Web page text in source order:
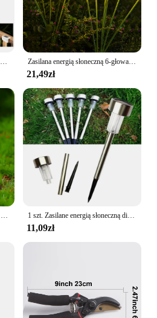
1/4 szt. LED lampa ogrodzeniowa na energię słoneczną IP65 wodoodporna czarny/biały/brązowy RGB ciepłe białe światło patio ogrodowe światło stopniowe oświetlenie nocne Zasilana energią słoneczną 6-głowa lampa grzybowa z meduzą, lampa zewnętrzna z krajobrazem na dziedzińcu, lampa do dekoracji ogrodu
21,49zł
Moss Micro Landscape Ornament Mini Snails Micro Potted Decoration Cute Snail DIY Garden Miniatures Sculpture Bonsai Decor 1 szt. Zasilane energią słoneczną diody LED Jasnobiałe oświetlenie krajobrazu ścieżki zewnętrznej do trawnika Ogród Patio Yard Chodnik
11,09zł